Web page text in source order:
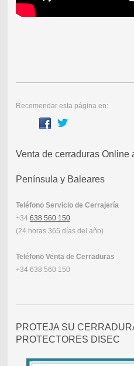
Recomendar esta página en:
Venta de cerraduras Online
Península y Baleares
Teléfono Servicio de Cerrajería
+34 638 560 150
(24 horas 365 días del año)
Teléfono Venta de Cerraduras
+34 638 560 150
PROTEJA SU
PROTECTORES DISEC